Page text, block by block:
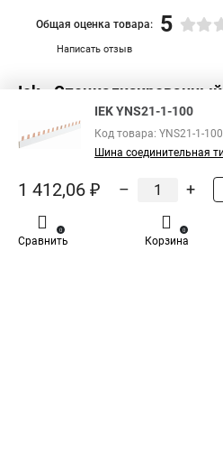
Написать отзыв
Общая оценка товара: 5
Iek -
IEK YNS21-1-100
Код товара: YNS21-1-100
Шина соединительная
1 412,06 ₽ – +
Сравнить
0
Корзина
0